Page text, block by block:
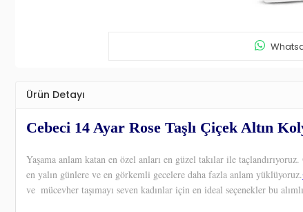
Ürün Detayı
Cebeci 14 Ayar Rose Taşlı Çiçek Altın
Yaşama anlam katan en özel anları en güzel takılar ile
en yalın günlere ve en görkemli gecelere daha fazla anlam yüklüyoruz.
ve mücevher taşımayı seven kadınlar için en ideal seçenekler bu